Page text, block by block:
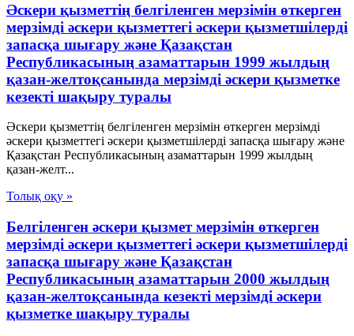
Әскери қызметтің белгіленген мерзімін өткерген
мерзімді әскери қызметтегі әскери қызметшілерді
запасқа шығару және Қазақстан
Республикасының азаматтарын 1999 жылдың
қазан-желтоқсанында мерзімді әскери қызметке
кезекті шақыру туралы
Әскери қызметтің белгіленген мерзімін өткерген мерзімді
әскери қызметтегі әскери қызметшілерді запасқа шығару және
Қазақстан Республикасының азаматтарын 1999 жылдың
қазан-желт...
Толық оқу »
Белгіленген әскери қызмет мерзімін өткерген
мерзімді әскери қызметтегі әскери қызметшілерді
запасқа шығару және Қазақстан
Республикасының азаматтарын 2000 жылдың
қазан-желтоқсанында кезекті мерзімді әскери
қызметке шақыру туралы